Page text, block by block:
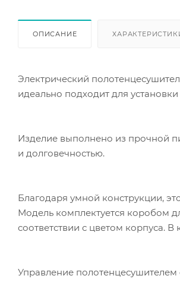
ОПИСАНИЕ
Электрический
идеально подходит для
Изделие выполнено из прочной
и долговечностью.
Благодаря умной конструкции,
Модель комплектуется коробом
соответствии с цветом корпуса.
Управление полотенцесушителем